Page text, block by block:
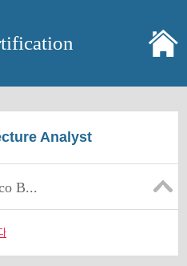
Analyst
B...